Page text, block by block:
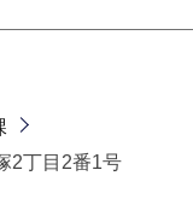
2丁目2番1号